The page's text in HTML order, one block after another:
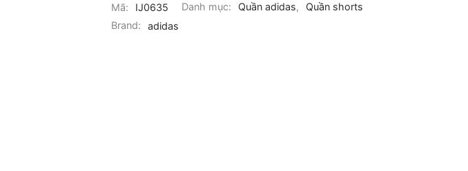
Mã: IJ0635 Danh mục: Quần adidas,
Quần shorts
Brand:
adidas